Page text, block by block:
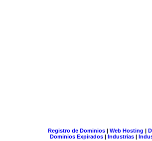
Registro de Dominios| Web Hosting |
Dominios Expirados | Industrias |